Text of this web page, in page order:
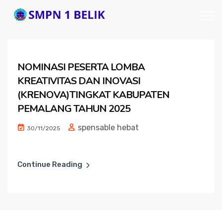
NOMINASI PESERTA LOMBA
KREATIVITAS DAN INOVASI
(KRENOVA)TINGKAT KABUPATEN
PEMALANG TAHUN 2025
30/11/2025 spensable hebat
Continue Reading